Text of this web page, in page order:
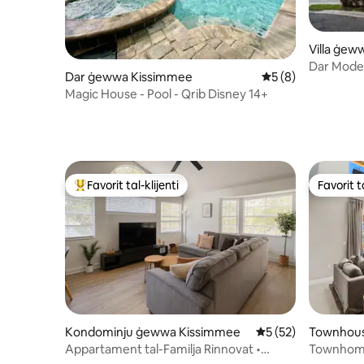
Dar ġewwa Kissimmee Rating medju ta'
5 (8)
Magic House - Pool - Qrib Disney 14+
Villa
Dar
Wieħed mill-aqwa favoriti tal-klijenti
Favorit tal-klijenti
Kondominju ġewwa Kissimmee Rating medju ta' 5
5 (52)
Appartament tal-Familja Rinnovat •
Favorit
Favorit